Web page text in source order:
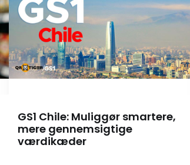
GS1 Chile: Muliggør smartere,
mere gennemsigtige
værdikæder